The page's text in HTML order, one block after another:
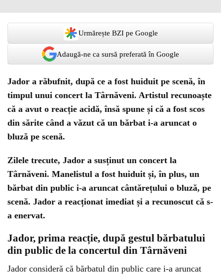
Urmărește BZI pe Google
Adaugă-ne ca sursă preferată în Google
Jador a răbufnit, după ce a fost huiduit pe scenă, în
timpul unui concert la Târnăveni. Artistul recunoaște
că a avut o reacție acidă, însă spune și că a fost scos
din sărite când a văzut că un bărbat i-a aruncat o
bluză pe scenă.
Zilele trecute, Jador a susținut un concert la
Târnăveni. Manelistul a fost huiduit și, în plus, un
bărbat din public i-a aruncat cântărețului o bluză, pe
scenă. Jador a reacționat imediat și a recunoscut că s-
a enervat.
Jador, prima reacție, după gestul bărbatului
din public de la concertul din Târnăveni
Jador consideră că bărbatul din public care i-a aruncat